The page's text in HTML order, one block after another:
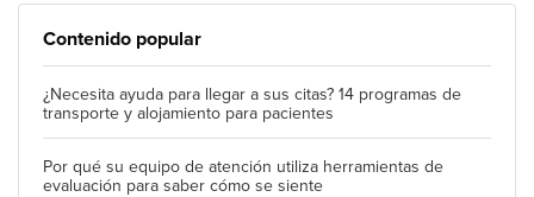
Contenido popular
¿Necesita ayuda para llegar a sus citas? 14 programas de
transporte y alojamiento para pacientes
Por qué su equipo de atención utiliza herramientas de
evaluación para saber cómo se siente